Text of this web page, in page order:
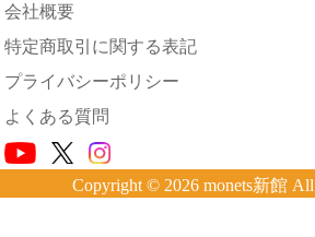
会社概要
特定商取引に関する表記
プライバシーポリシー
よくある質問
Copyright © 2026 monets新館 All